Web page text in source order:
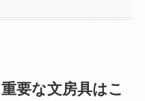
要な文房具はこ